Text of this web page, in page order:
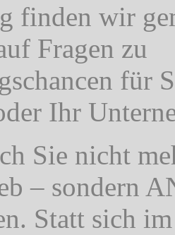
finden wir
Fragen zu
für
Ihr
Sie nicht
– sondern
Statt sich